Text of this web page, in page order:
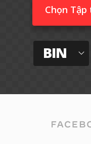
Chọn Tập
BIN